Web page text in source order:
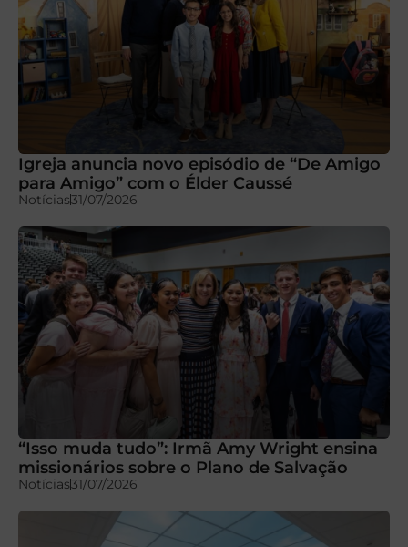
Igreja anuncia novo episódio de “De Amigo
para Amigo” com o Élder Caussé
Notícias31/07/2026
“Isso muda tudo”: Irmã Amy Wright ensina
missionários sobre o Plano de Salvação
Notícias31/07/2026